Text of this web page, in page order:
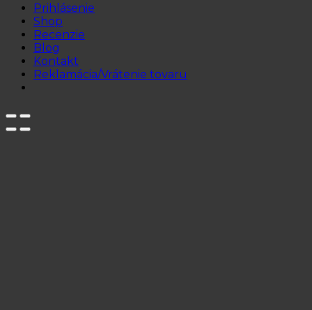
Prihlásenie
Shop
Recenzie
Blog
Kontakt
Reklamácia/Vrátenie tovaru